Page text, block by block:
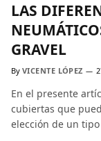
LAS
GRAVEL
By VICENTE LÓPEZ
En el presente
cubiertas que
elección de un